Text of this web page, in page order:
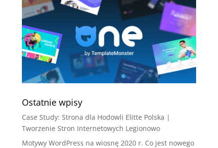
Ostatnie wpisy
Case Study: Strona dla Hodowli Elitte Polska |
Tworzenie Stron Internetowych Legionowo
Motywy WordPress na wiosnę 2020 r. Co jest nowego